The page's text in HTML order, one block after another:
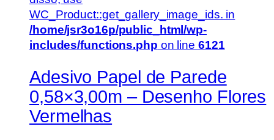
WC_Product::get_gallery_image_ids. in
/home/jsr3o16p/public_html/wp-
includes/functions.php on line 6121
Adesivo Papel de Parede
0,58×3,00m – Desenho Flores
Vermelhas